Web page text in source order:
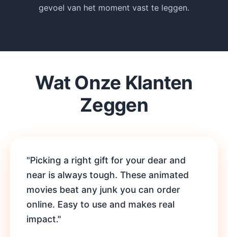
gevoel van het moment vast te leggen.
Wat Onze Klanten
Zeggen
"Picking a right gift for your dear and
near is always tough. These animated
movies beat any junk you can order
online. Easy to use and makes real
impact."